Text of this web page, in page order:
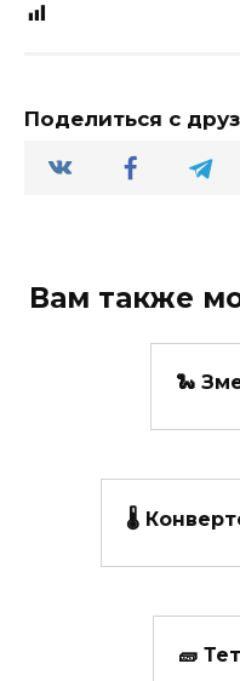
Поделиться с
Вам также
🐍
🌡️
🧱